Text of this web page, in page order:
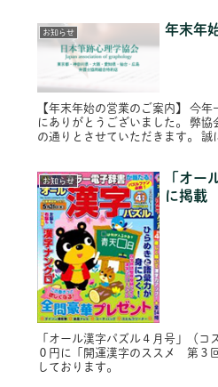
お知らせ 年末年
【年末年始の営業のご案内】 今
にありがとうございました。 弊
の通りとさせていただきます。 誠
お知らせ
「オー
に掲載
「オール漢字パズル４月号」（コ
０円に「開運漢字のススメ 第３
しております。